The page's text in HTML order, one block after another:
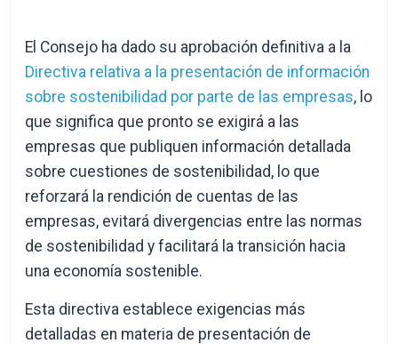
El Consejo ha dado su aprobación definitiva a la
Directiva relativa a la presentación de información
sobre sostenibilidad por parte de las empresas, lo
que significa que pronto se exigirá a las
empresas que publiquen información detallada
sobre cuestiones de sostenibilidad, lo que
reforzará la rendición de cuentas de las
empresas, evitará divergencias entre las normas
de sostenibilidad y facilitará la transición hacia
una economía sostenible.
Esta directiva establece exigencias más
detalladas en materia de presentación de